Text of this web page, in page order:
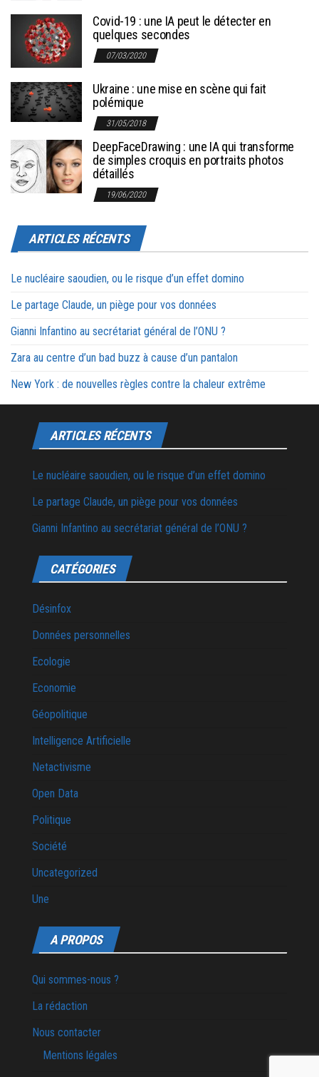
Covid-19 : une IA peut le détecter en
quelques secondes
07/03/2020
Ukraine : une mise en scène qui fait
polémique
31/05/2018
DeepFaceDrawing : une IA qui transforme
de simples croquis en portraits photos
détaillés
19/06/2020
ARTICLES RÉCENTS
Le nucléaire saoudien, ou le risque d’un effet domino
Le partage Claude, un piège pour vos données
Gianni Infantino au secrétariat général de l’ONU ?
Zara au centre d’un bad buzz à cause d’un pantalon
New York : de nouvelles règles contre la chaleur extrême
ARTICLES RÉCENTS
Le nucléaire saoudien, ou le risque d’un effet domino
Le partage Claude, un piège pour vos données
Gianni Infantino au secrétariat général de l’ONU ?
CATÉGORIES
Désinfox
Données personnelles
Ecologie
Economie
Géopolitique
Intelligence Artificielle
Netactivisme
Open Data
Politique
Société
Uncategorized
Une
A PROPOS
Qui sommes-nous ?
La rédaction
Nous contacter
Mentions légales